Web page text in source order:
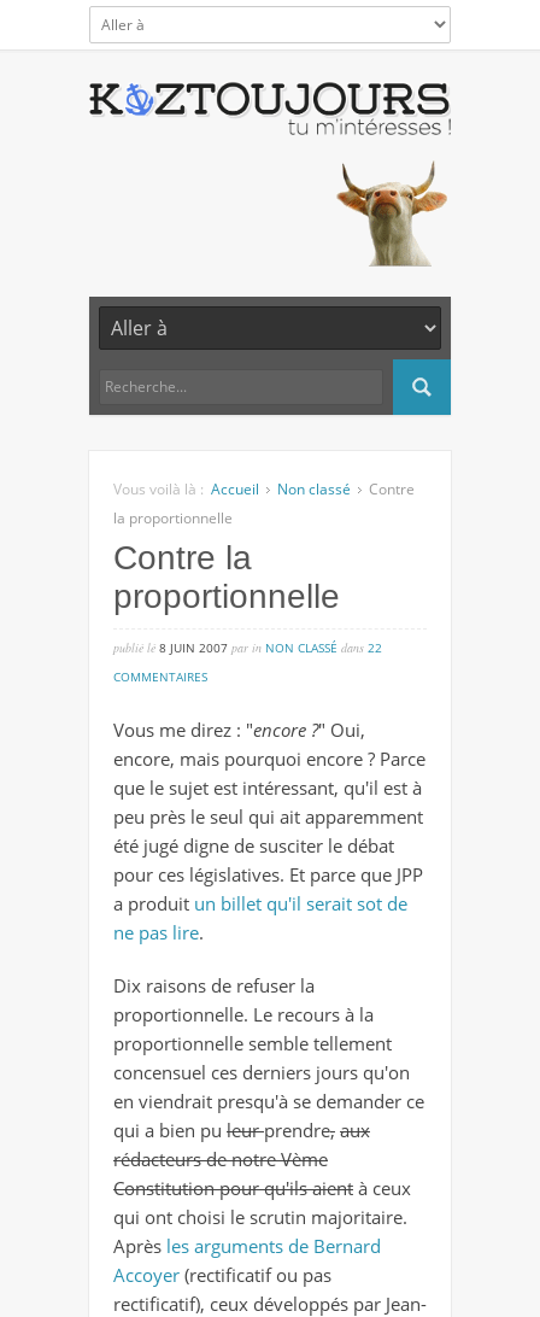
Vous voilà là : Accueil Non classé
Contre
la proportionnelle
Contre la
proportionnelle
publié lé 8 JUIN 2007 par in NON CLASSÉ dans 22
COMMENTAIRESsur
la
proportionnelle
Vous me direz : "encore ?" Oui,
encore, mais pourquoi encore ? Parce
que le sujet est intéressant, qu'il est à
peu près le seul qui ait apparemment
été jugé digne de susciter le débat
pour ces législatives. Et parce que JPP
a produit un billet qu'il serait sot de
ne pas lire.
Dix raisons de refuser la
proportionnelle. Le recours à la
proportionnelle semble tellement
concensuel ces derniers jours qu'on
en viendrait presqu'à se demander ce
qui a bien pu leurprendre, aux
rédacteurs de notre Vème
Constitution pour qu'ils aient à ceux
qui ont choisi le scrutin majoritaire.
Après les arguments de Bernard
Accoyer (rectificatif ou pas
rectificatif), ceux développés par Jean-